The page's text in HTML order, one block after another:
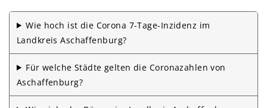
Wie hoch ist die Corona 7-Tage-Inzidenz im
Landkreis Aschaffenburg?
Für welche Städte gelten die Corona­zahlen von
Aschaffenburg?